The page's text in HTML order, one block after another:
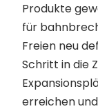
Produkte
für
Freien neu
Schritt in die
erreichen